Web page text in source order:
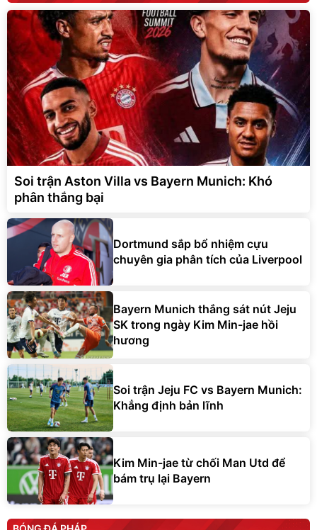
Soi trận Aston Villa vs Bayern Munich: Khó
phân thắng bại
Dortmund sắp bổ nhiệm cựu
chuyên gia phân tích của Liverpool
Bayern Munich thắng sát nút Jeju
SK trong ngày Kim Min-jae hồi
hương
Soi trận Jeju FC vs Bayern Munich:
Khẳng định bản lĩnh
Kim Min-jae từ chối Man Utd để
bám trụ lại Bayern